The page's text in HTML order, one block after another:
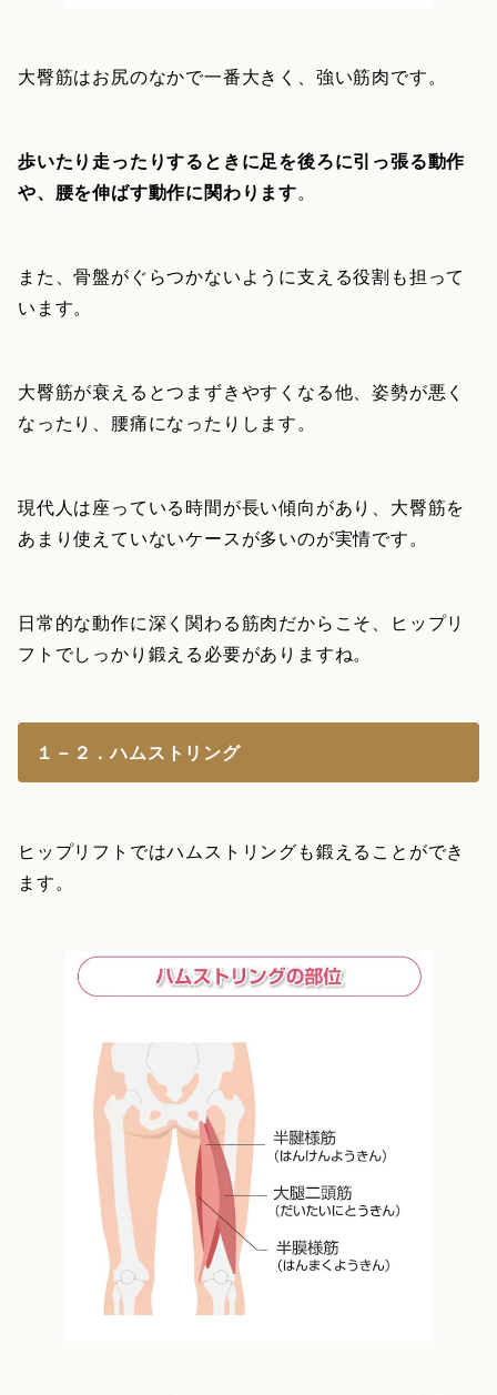
大臀筋はお尻のなかで一番大きく、強い筋肉です。
歩いたり走ったりするときに足を後ろに引っ張る動作
や、腰を伸ばす動作に関わります。
また、骨盤がぐらつかないように支える役割も担って
います。
大臀筋が衰えるとつまずきやすくなる他、姿勢が悪く
なったり、腰痛になったりします。
現代人は座っている時間が長い傾向があり、大臀筋を
あまり使えていないケースが多いのが実情です。
日常的な動作に深く関わる筋肉だからこそ、ヒップリ
フトでしっかり鍛える必要がありますね。
１－２．ハムストリング
ヒップリフトではハムストリングも鍛えることができ
ます。